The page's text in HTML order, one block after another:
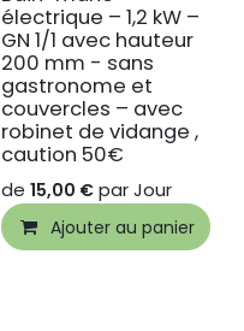
électrique – 1,2 kW –
GN 1/1 avec hauteur
200 mm - sans
gastronome et
couvercles – avec
robinet de vidange ,
caution 50€
de 15,00 € parJour
Ajouter au panier